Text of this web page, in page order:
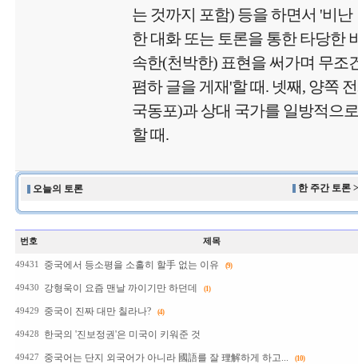
는 것까지 포함) 등을 하면서 '비
한 대화 또는 토론을 통한 타당한
속한(천박한) 표현을 써가며 무조
폄하 글을 게재'할 때. 넷째, 양쪽
국동포)과 상대 국가를 일방적으
할 때.
오늘의 토론 한 주간 토론
번호 제목
49431 중국에서 등소평을 소홀히 할手 없는 이유 (9)
49430 강형욱이 요즘 맨날 까이기만 하던데 (1)
49429 중국이 진짜 대만 칠라나? (4)
49428 한국의 '진보정권'은 미국이 키워준 것
49427 중국어는 단지 외국어가 아니라 國語를 잘 理解하게 하고... (10)